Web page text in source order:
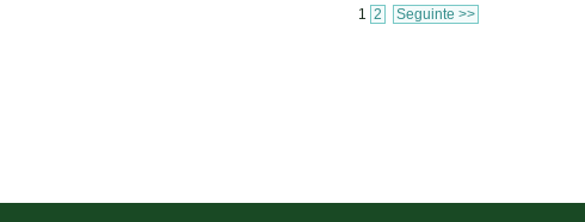
1 2 Seguinte >>